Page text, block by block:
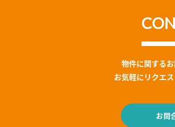
物件に関するお
お気軽にリクエ
お問